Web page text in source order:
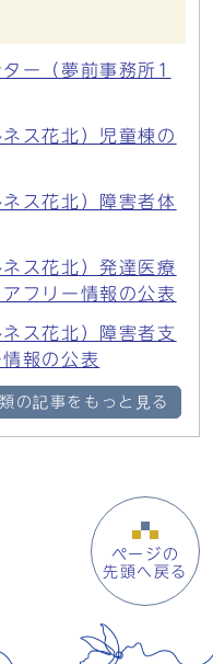
ー（夢前事務所1
ス花北）児童棟の
ス花北）障害者体
ス花北）発達医療
フリー情報の公表
ス花北）障害者支
報の公表
の記事をもっと見る
ページの
先頭へ戻る